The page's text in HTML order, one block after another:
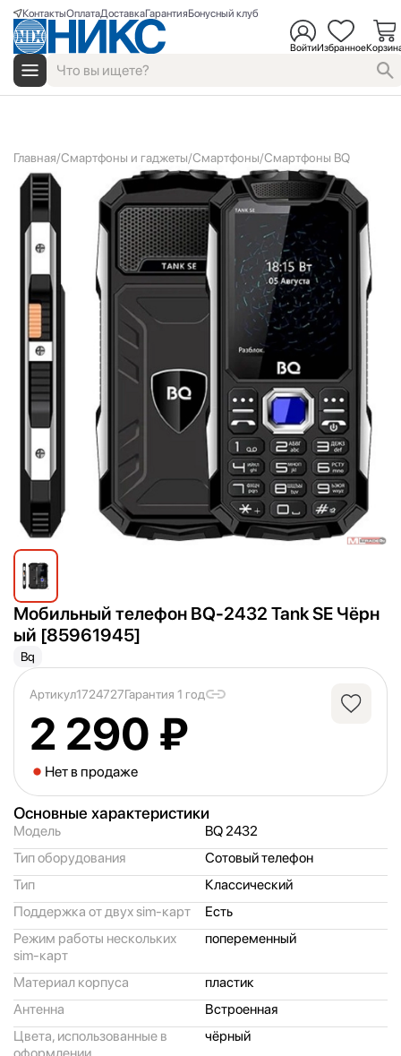
КонтактыОплатаДоставкаГарантияБонусный клуб
ВойтиИзбранное
Главная Смартфоны и гаджеты Смартфоны Смартфоны BQ
Мобильный телефон BQ-2432 Tank SE Чёрн
ый [85961945]
Bq
Артикул1724727Гарантия 1 год
2 290 ₽
Нет в продаже
Основные характеристики
Модель
BQ 2432
Тип оборудования
Сотовый телефон
Тип
Классический
Поддержка от двух sim-карт
Есть
Режим работы нескольких
sim-карт
попеременный
Материал корпуса
пластик
Антенна
Встроенная
Цвета, использованные в
чёрный